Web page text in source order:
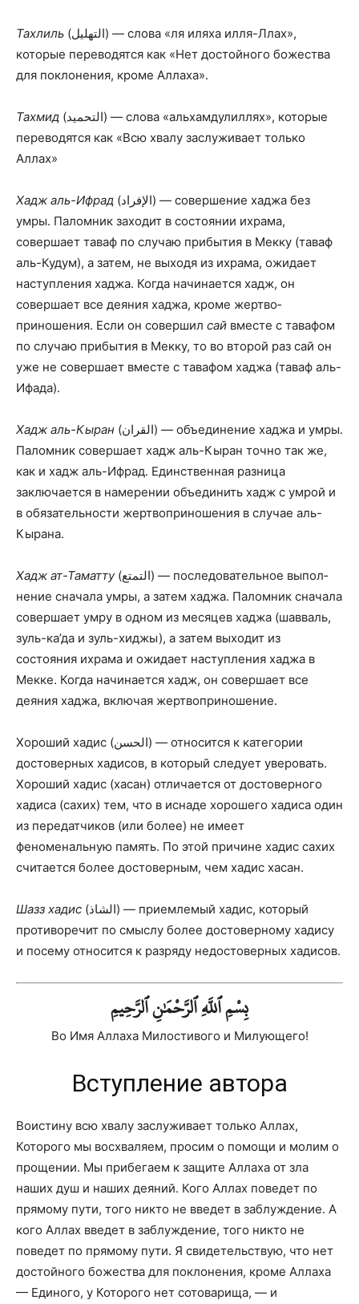
Тахлиль (التهليل) — слова «ля иляха илля-Ллах»,
которые переводятся как «Нет достойного божества
для поклонения, кроме Аллаха».
Тахмид (التحميد) — слова «альхамдулиллях», кото­рые
переводятся как «Всю хвалу заслуживает только
Аллах»
Хадж аль-Ифрад (الإفراد) — совершение хаджа без
умры. Паломник заходит в состоянии ихрама,
совершает таваф по случаю прибытия в Мекку (таваф
аль-Кудум), а затем, не выходя из ихрама, ожидает
наступления хаджа. Когда начинается хадж, он
совершает все деяния хаджа, кроме жертво­
приношения. Если он совершил сай вместе с тавафом
по случаю прибытия в Мекку, то во второй раз сай он
уже не совершает вместе с тавафом хаджа (таваф аль-
Ифада).
Хадж аль-Кыран (القران) — объединение хаджа и умры.
Паломник совершает хадж аль-Кыран точно так же,
как и хадж аль-Ифрад. Единственная разница
заключается в намерении объединить хадж с умрой и
в обязательности жертвоприношения в случае аль-
Кырана.
Хадж ат-Таматту(التمتع) — последовательное вы­пол­
нение сначала умры, а затем хаджа. Паломник сначала
совершает умру в одном из месяцев хаджа (шавваль,
зуль-ка’да и зуль-хиджы), а затем выходит из
состояния ихрама и ожидает наступления хаджа в
Мекке. Когда начинается хадж, он совершает все
деяния хаджа, включая жертвоприношение.
Хороший хадис (الحسن) — относится к категории
достоверных хадисов, в который следует уверовать.
Хороший хадис (хасан) отличается от достоверного
хадиса (сахих) тем, что в иснаде хорошего хадиса один
из передатчиков (или более) не имеет
феноменальную память. По этой причине хадис сахих
считается более достоверным, чем хадис хасан.
Шазз хадис (الشاذ) — приемлемый хадис, который
противоречит по смыслу более достоверному хадису
и посему относится к разряду недостоверных хадисов.
بِسْمِ ٱللَّهِٱلرَّحْمَٰنِ ٱلرَّحِيمِ
Во Имя Аллаха Милостивого и Милующего!
Вступление автора
Воистину всю хвалу заслуживает только Аллах,
Которого мы восхваляем, просим о помощи и молим о
прощении. Мы прибегаем к защите Аллаха от зла
наших душ и наших деяний. Кого Аллах поведет по
прямому пути, того никто не введет в заблуждение. А
кого Аллах введет в заблуждение, того никто не
поведет по прямому пути. Я свидетельствую, что нет
достойного божества для поклонения, кроме Аллаха
— Единого, у Которого нет сотоварища, — и